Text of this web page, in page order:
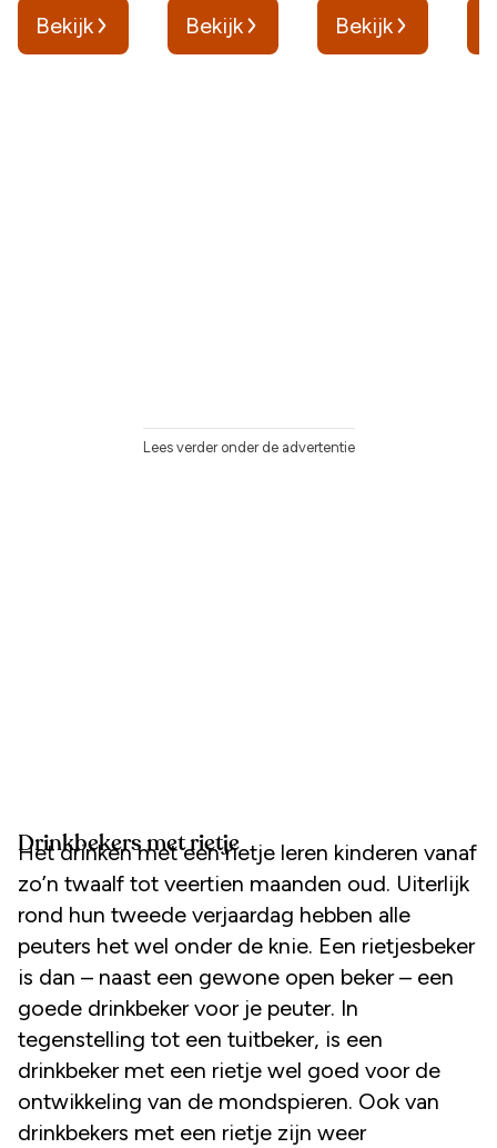
Bekijk
Bekijk
Bekijk
Lees verder onder de advertentie
Drinkbekers met rietje
Het drinken met een rietje leren kinderen vanaf
zo’n twaalf tot veertien maanden oud. Uiterlijk
rond hun tweede verjaardag hebben alle
peuters het wel onder de knie. Een rietjesbeker
is dan – naast een gewone open beker – een
goede drinkbeker voor je peuter. In
tegenstelling tot een tuitbeker, is een
drinkbeker met een rietje wel goed voor de
ontwikkeling van de mondspieren. Ook van
drinkbekers met een rietje zijn weer